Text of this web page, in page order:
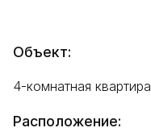
Объект:
4-комнатная квартира
Расположение: